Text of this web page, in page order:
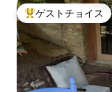
大好評のゲストチ
ゲストチョイス